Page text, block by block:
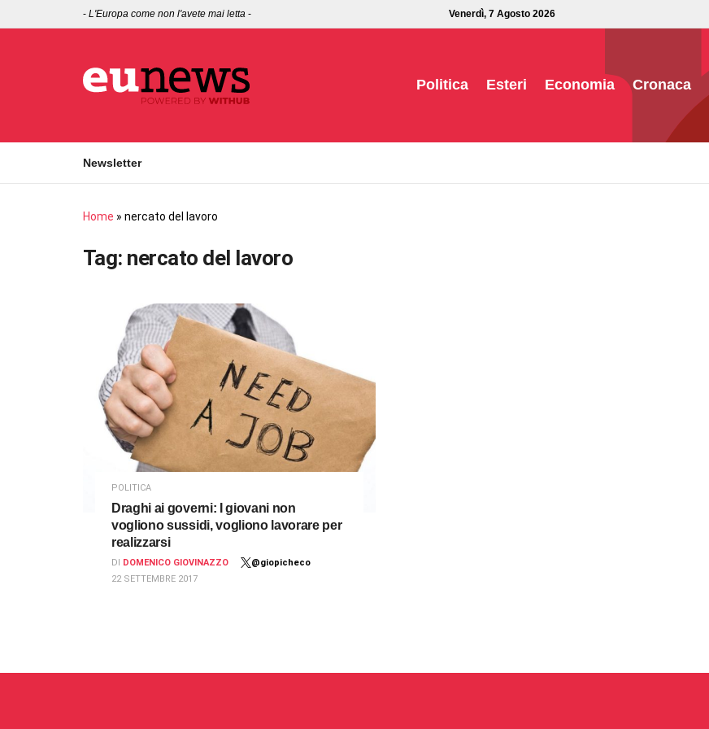
- L'Europa come non l'avete mai letta - Venerdì, 7 Agosto 2026
Politica Esteri Economia Cronaca
Newsletter
Home » nercato del lavoro
Tag: nercato del lavoro
POLITICA
Draghi ai governi: I giovani non
vogliono sussidi, vogliono lavorare per
realizzarsi
DI DOMENICO GIOVINAZZO
@giopicheco
22 SETTEMBRE 2017